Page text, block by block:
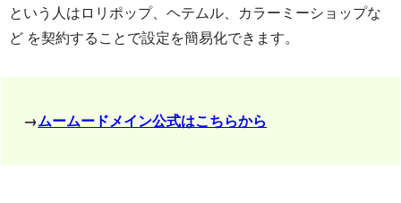
という人はロリポップ、ヘテムル、カラーミーショップな
ど を契約することで設定を簡易化できます。
→ムームードメイン公式はこちらから